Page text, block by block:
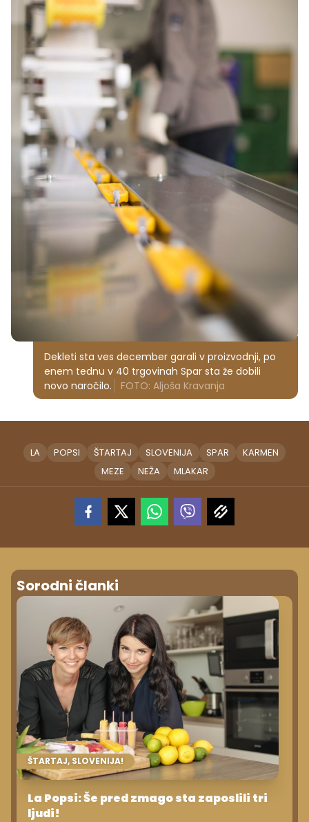
Dekleti sta ves december garali v proizvodnji, po
enem tednu v 40 trgovinah Spar sta že dobili
novo naročilo.
FOTO: Aljoša Kravanja
LA POPSI ŠTARTAJ SLOVENIJA SPAR
KARMEN
MEZE
NEŽA MLAKAR
Sorodni članki
ŠTARTAJ, SLOVENIJA!
La Popsi: Še pred zmago sta zaposlili tri
ljudi!